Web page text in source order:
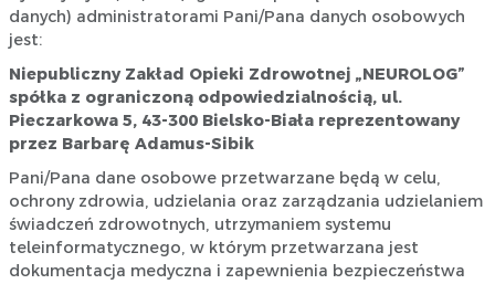
danych) administratorami Pani/Pana danych osobowych
jest:
Niepubliczny Zakład Opieki Zdrowotnej „NEUROLOG”
spółka z ograniczoną odpowiedzialnością, ul.
Pieczarkowa 5, 43-300 Bielsko-Biała reprezentowany
przez Barbarę Adamus-Sibik
Pani/Pana dane osobowe przetwarzane będą w celu,
ochrony zdrowia, udzielania oraz zarządzania udzielaniem
świadczeń zdrowotnych, utrzymaniem systemu
teleinformatycznego, w którym przetwarzana jest
dokumentacja medyczna i zapewnienia bezpieczeństwa